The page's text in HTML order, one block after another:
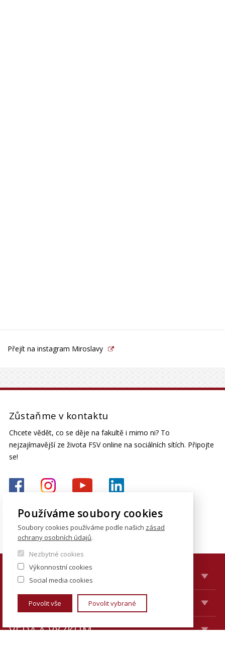
Přejít na instagram Miroslavy
Zůstaňme v kontaktu
Chcete vědět, co se děje na fakultě i mimo ni? To
nejzajímavější ze života FSV online na sociálních sítích. Připojte
se!
UCHAZEČI
STUDIUM
VĚDA A VÝZKUM
Používáme soubory cookies
Soubory cookies používáme podle našich zásad
ochrany osobních údajů.
Nezbytné cookies
Výkonnostní cookies
Social media cookies
Povolit vše Povolit vybrané